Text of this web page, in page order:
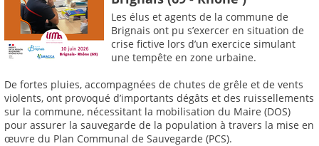
Les élus et agents de la commune de
Brignais ont pu s’exercer en situation de
crise fictive lors d’un exercice simulant
une tempête en zone urbaine.
De fortes pluies, accompagnées de chutes de grêle et de vents
violents, ont provoqué d’importants dégâts et des ruissellements
sur la commune, nécessitant la mobilisation du Maire (DOS)
pour assurer la sauvegarde de la population à travers la mise en
œuvre du Plan Communal de Sauvegarde (PCS).